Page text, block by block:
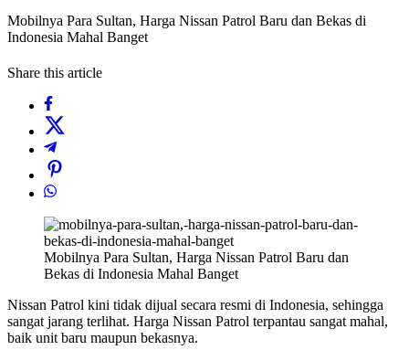
Mobilnya Para Sultan, Harga Nissan Patrol Baru dan Bekas di
Indonesia Mahal Banget
Share this article
Mobilnya Para Sultan, Harga Nissan Patrol Baru dan
Bekas di Indonesia Mahal Banget
Nissan Patrol kini tidak dijual secara resmi di Indonesia, sehingga
sangat jarang terlihat. Harga Nissan Patrol terpantau sangat mahal,
baik unit baru maupun bekasnya.